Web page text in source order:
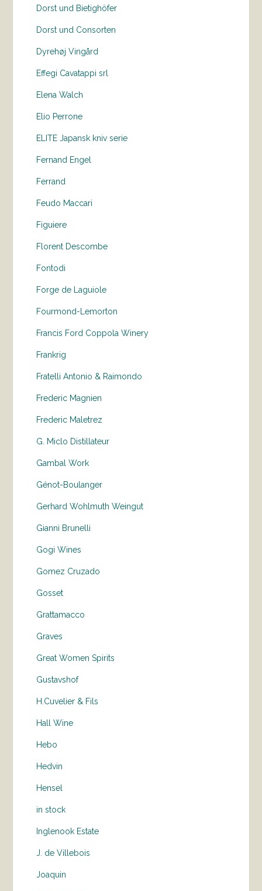
Dorst und Bietighöfer
Dorst und Consorten
Dyrehøj Vingård
Effegi Cavatappi srl
Elena Walch
Elio Perrone
ELITE Japansk kniv serie
Fernand Engel
Ferrand
Feudo Maccari
Figuiere
Florent Descombe
Fontodi
Forge de Laguiole
Fourmond-Lemorton
Francis Ford Coppola Winery
Frankrig
Fratelli Antonio & Raimondo
Frederic Magnien
Frederic Maletrez
G. Miclo Distillateur
Gambal Work
Génot-Boulanger
Gerhard Wohlmuth Weingut
Gianni Brunelli
Gogi Wines
Gomez Cruzado
Gosset
Grattamacco
Graves
Great Women Spirits
Gustavshof
H.Cuvelier & Fils
Hall Wine
Hebo
Hedvin
Hensel
in stock
Inglenook Estate
J. de Villebois
Joaquin